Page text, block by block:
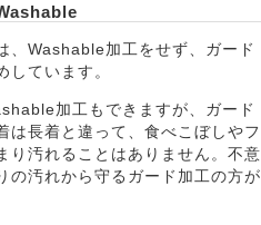
、Washable加工をせず、ガード
しています。
加工もできますが、ガード
は長着と違って、食べこぼしやフ
り汚れることはありません。不意
の汚れから守るガード加工の方が